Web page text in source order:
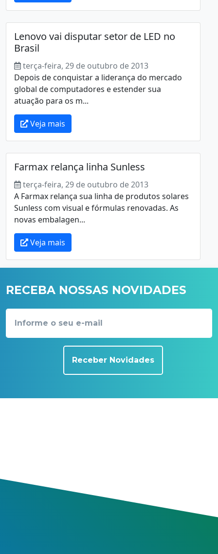
Lenovo vai disputar setor de LED no
Brasil
terça-feira, 29 de outubro de 2013
Depois de conquistar a liderança do mercado
global de computadores e estender sua
atuação para os m...
Veja mais
Farmax relança linha Sunless
terça-feira, 29 de outubro de 2013
A Farmax relança sua linha de produtos solares
Sunless com visual e fórmulas renovadas. As
novas embalagen...
Veja mais
RECEBA NOSSAS NOVIDADES
Receber Novidades